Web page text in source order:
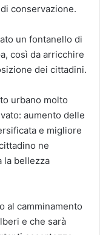
conservazione.
un fontanello di
così da arricchire
dei cittadini.
urbano molto
aumento delle
e migliore
ne
la bellezza
al camminamento
e che sarà